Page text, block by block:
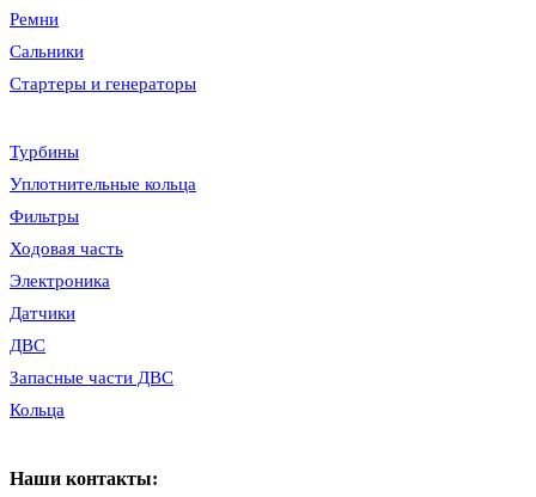
Ремни
Сальники
Стартеры и генераторы
Турбины
Уплотнительные кольца
Фильтры
Ходовая часть
Электроника
Датчики
ДВС
Запасные части ДВС
Кольца
Наши контакты: